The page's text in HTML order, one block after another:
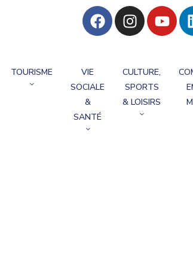
TOURISME
VIE
SOCIALE
&
SANTÉ
CULTURE,
SPORTS
& LOISIRS